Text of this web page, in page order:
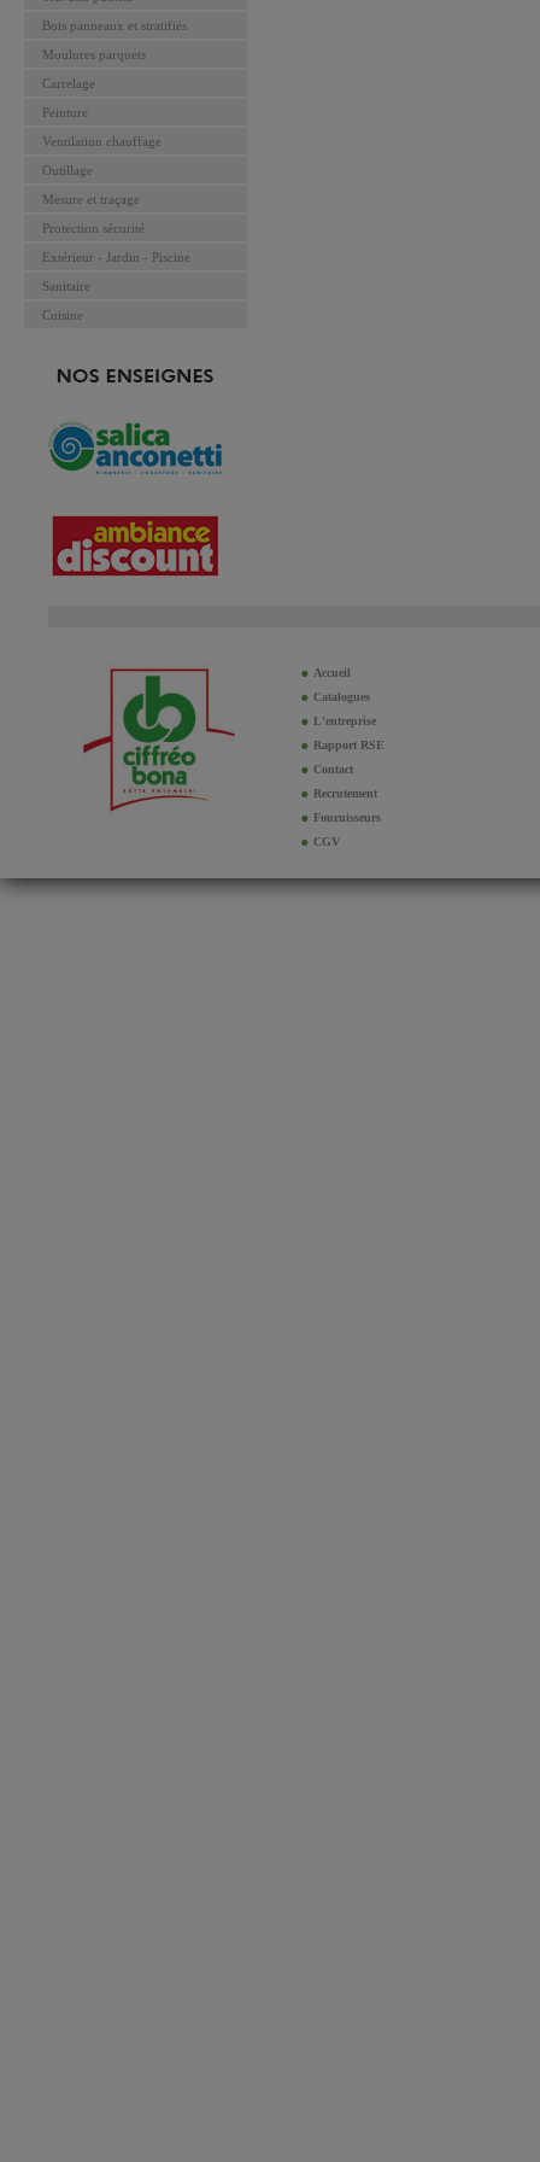
Bois panneaux et stratifiés
Moulures parquets
Carrelage
Peinture
Ventilation chauffage
Outillage
Mesure et traçage
Protection sécurité
Extérieur - Jardin - Piscine
Sanitaire
Cuisine
Accueil
Catalogues
L'entreprise
Rapport RSE
Contact
Recrutement
Fournisseurs
CGV